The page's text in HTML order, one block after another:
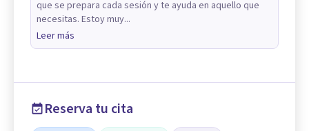
que se prepara cada sesión y te ayuda en aquello que
necesitas. Estoy muy...
Leer más
Reserva tu cita